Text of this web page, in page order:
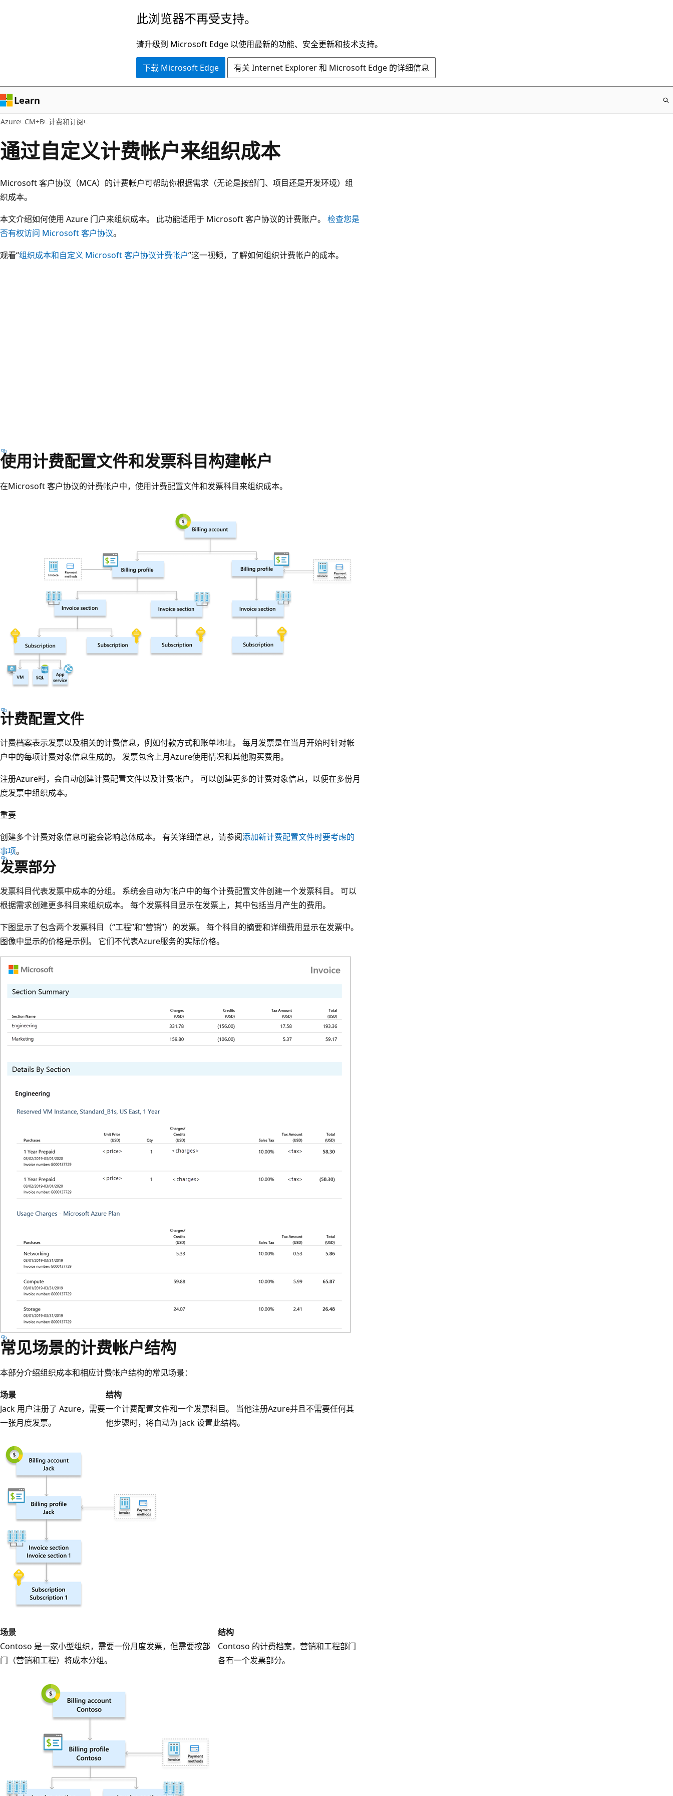
容
此浏览器不再受支持。
请升级到 Microsoft Edge 以使用最新的功能、安全更新和技术支持。
下载 Microsoft Edge 有关 Internet Explorer 和 Microsoft Edge 的详细信息
Learn
Azure CM+B 计费和订阅
通过自定义计费帐户来组织成本
Microsoft 客户协议（MCA）的计费帐户可帮助你根据需求（无论是按部门、项目还是开发环境）组
织成本。
本文介绍如何使用 Azure 门户来组织成本。 此功能适用于 Microsoft 客户协议的计费账户。 检查您是
否有权访问 Microsoft 客户协议。
观看“组织成本和自定义 Microsoft 客户协议计费帐户”这一视频，了解如何组织计费帐户的成本。
使用计费配置文件和发票科目构建帐户
在Microsoft 客户协议的计费帐户中，使用计费配置文件和发票科目来组织成本。
计费配置文件
计费档案表示发票以及相关的计费信息，例如付款方式和账单地址。 每月发票是在当月开始时针对帐
户中的每项计费对象信息生成的。 发票包含上月Azure使用情况和其他购买费用。
注册Azure时，会自动创建计费配置文件以及计费帐户。 可以创建更多的计费对象信息，以便在多份月
度发票中组织成本。
重要
创建多个计费对象信息可能会影响总体成本。 有关详细信息，请参阅添加新计费配置文件时要考虑的
事项。
发票部分
发票科目代表发票中成本的分组。 系统会自动为帐户中的每个计费配置文件创建一个发票科目。 可以
根据需求创建更多科目来组织成本。 每个发票科目显示在发票上，其中包括当月产生的费用。
下图显示了包含两个发票科目（“工程”和“营销”）的发票。 每个科目的摘要和详细费用显示在发票中。
图像中显示的价格是示例。 它们不代表Azure服务的实际价格。
常见场景的计费帐户结构
本部分介绍组织成本和相应计费帐户结构的常见场景：
场景
结构
Jack 用户注册了 Azure，需要
一张月度发票。
一个计费配置文件和一个发票科目。 当他注册Azure并且不需要任何其
他步骤时，将自动为 Jack 设置此结构。
场景
结构
Contoso 是一家小型组织，需要一份月度发票，但需要按部
门（营销和工程）将成本分组。
Contoso 的计费档案，营销和工程部门
各有一个发票部分。